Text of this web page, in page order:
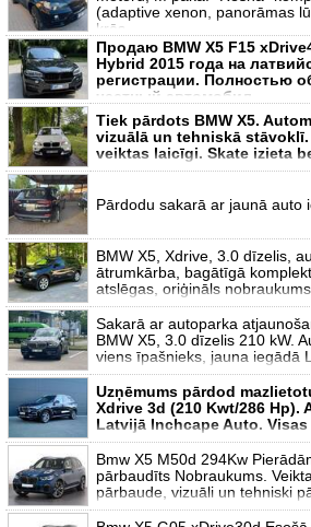
(adaptive xenon, panorāmas
krēs
Продаю BMW X5 F15
Hybrid 2015 года на
регистрации. Полностью
честный автомобил
Tiek pārdots BMW X5.
vizuālā un tehniskā
veiktas laicīgi. Skate izieta
Pārdodu sakarā ar jaunā auto
BMW X5, Xdrive, 3.0 dīzelis,
ātrumkārba, bagātīgā
atslēgas, oriģināls
Sakarā ar autoparka
BMW X5, 3.0 dīzelis 210 kW.
viens īpašnieks, jauna iegādā
Uzņēmums pārdod
Xdrive 3d (210 Kwt/286 Hp).
Latvijā Inchcape Auto.
Bmw X5 M50d 294Kw
pārbaudīts Nobraukums.
pārbaude, vizuāli un tehniski